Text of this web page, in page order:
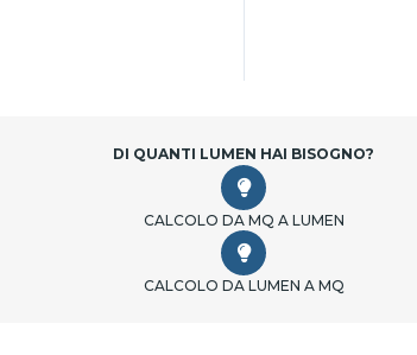
DI QUANTI LUMEN HAI BISOGNO?
CALCOLO DA MQ A LUMEN
CALCOLO DA LUMEN A MQ